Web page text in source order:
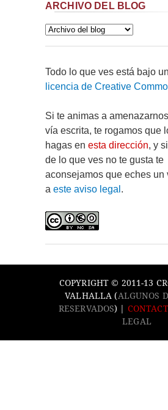
ARCHIVO DEL BLOG
Todo lo que ves está bajo
licencia de Creative
Si te animas a
vía escrita, te rogamos que
hagas en esta dirección, y
de lo que ves no te gusta te
aconsejamos que eches un
a este aviso legal .
COPYRIGHT © 2011-13
VALHALLA (ALGUNOS
RESERVADOS) |
LEGAL